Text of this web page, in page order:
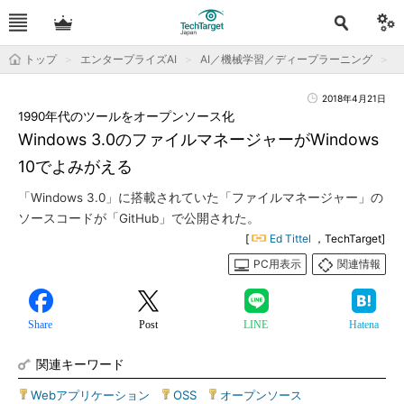
トップ エンタープライズAI AI／機械学習／ディープラーニング
2018年4月21日
Windows 3.0のファイルマネージャーがWindows
10でよみがえる
1990年代のツールをオープンソース化
「Windows 3.0」に搭載されていた「ファイルマネージャー」の
ソースコードが「GitHub」で公開された。
[ Ed Tittel ，TechTarget]
PC用表示
関連情報
Share Post LINE Hatena
関連キーワード
Webアプリケーション OSS オープンソース